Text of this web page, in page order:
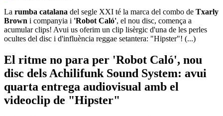
La rumba catalana del segle XXI té la marca del combo de Txarly
Brown i companyia i 'Robot Caló', el nou disc, comença a
acumular clips! Avui us oferim un clip lisèrgic d'una de les perles
ocultes del disc i d'influència reggae setantera: "Hipster"! (...)
El ritme no para per 'Robot Caló', nou
disc dels Achilifunk Sound System: avui
quarta entrega audiovisual amb el
videoclip de "Hipster"